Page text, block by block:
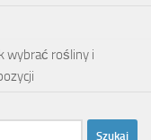
wybrać rośliny i